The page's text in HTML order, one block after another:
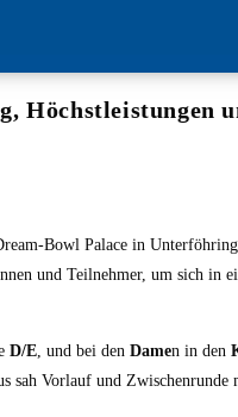
Höchstleistungen
Bowl Palace in
und Teilnehmer, um sich in
D/E, und bei den Damen in den
sah Vorlauf und